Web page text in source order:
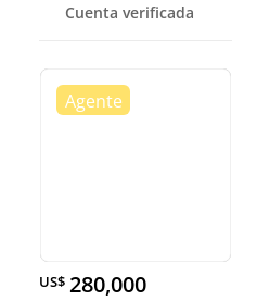
Cuenta verificada
US$ 280,000